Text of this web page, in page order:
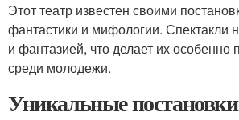
Этот театр известен своими
фантастики и мифологии. Спектакли
и фантазией, что делает их
среди молодежи.
Уникальные